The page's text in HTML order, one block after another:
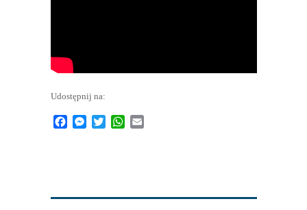
Udostępnij na:
FacebookMessenger
TwitterWhatsApp